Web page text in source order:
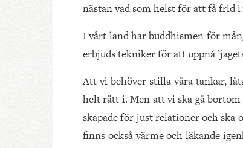
nästan vad som helst för att få frid
I vårt land har buddhismen för
erbjuds tekniker för att uppnå
Att vi behöver stilla våra tankar,
helt rätt i. Men att vi ska gå
skapade för just relationer och ska
finns också värme och läkande